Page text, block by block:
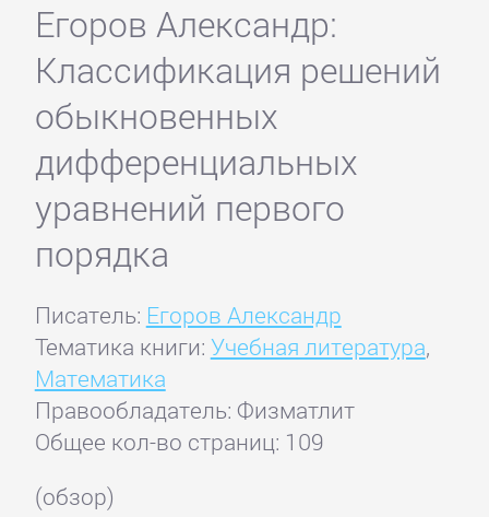
Егоров Александр:
Классификация решений
обыкновенных
дифференциальных
уравнений первого
порядка
Писатель: Егоров Александр
Тематика книги: Учебная литература,
Математика
Правообладатель: Физматлит
Общее кол-во страниц: 109
(обзор)